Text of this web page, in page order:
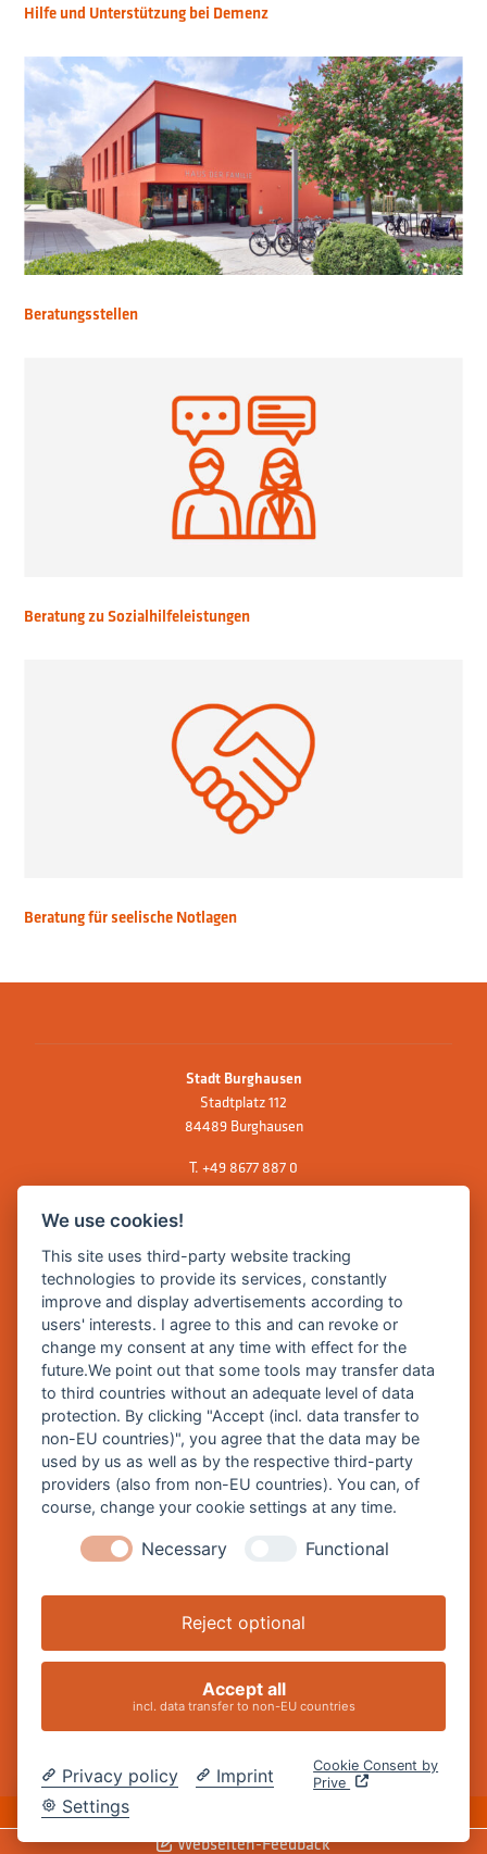
Hilfe und Unterstützung bei Demenz
Beratungsstellen
Beratung zu Sozialhilfeleistungen
Beratung für seelische Notlagen
Stadt Burghausen
Stadtplatz 112
84489 Burghausen
T. +49 8677 887 0
E Mail:
Zentrale Webseite der Stadt Burghausen:
www.burghausen.de
Burghausen in leichter Sprache
So funktioniert burghausen.de
Inhalte von burghausen.de
Datenschutz
Barrierefreiheitserklärung
Cookie-Einstellungen ändern
Webseiten-Feedback
DE
We use cookies!
This site uses third-party website tracking
technologies to provide its services, constantly
improve and display advertisements according to
users' interests. I agree to this and can revoke or
change my consent at any time with effect for the
future.We point out that some tools may transfer data
to third countries without an adequate level of data
protection. By clicking "Accept (incl. data transfer to
non-EU countries)", you agree that the data may be
used by us as well as by the respective third-party
providers (also from non-EU countries). You can, of
course, change your cookie settings at any time.
Necessary Functional
Reject optional
Accept all
incl. data transfer to non-EU countries
Privacy policy
Imprint
Settings
Cookie Consent by
Prive